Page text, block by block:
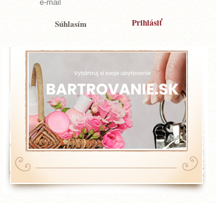
Súhlasím